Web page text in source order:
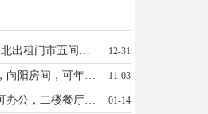
友谊大街六中西行200米路北出租门市五间两层大约500平联系电话13722948196/15130993197 12-31
出租天一对面庄里居公寓，向阳房间，可年租、季租、月租，独立卫生间，联系电话15512859181 11-03
出租民主新村，一楼茶室可办公，二楼餐厅，三楼可住联系电话16631955551 01-14